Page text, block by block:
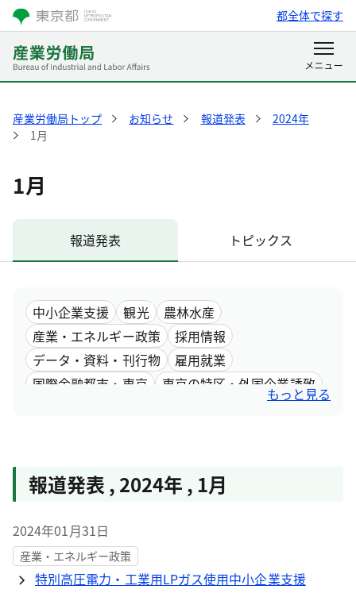
都全体で探す
産業労働局トップ お知らせ 報道発表
2024年
1月
1月
報道発表 トピックス
中小企業支援 観光
農林水産
産業・エネルギー政策
採用情報
データ・資料・刊行物
雇用就業
国際金融都市・東京
東京の特区・外国企業誘致
もっと見る
報道発表 , 2024年 , 1月
2024年01月31日
産業・エネルギー政策
特別高圧電力・工業用LPガス使用中小企業支援